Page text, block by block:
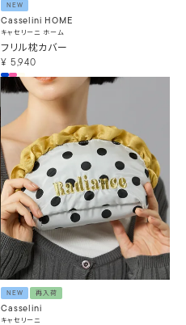
NEW
Casselini HOME
キャセリーニ ホーム
フリル枕カバー
¥ 5,940
NEW 再入荷
Casselini
キャセリーニ